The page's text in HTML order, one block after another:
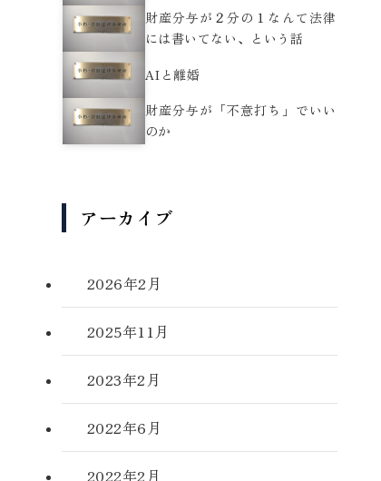
財産分与が２分の１なんて法律
には書いてない、という話
AIと離婚
財産分与が「不意打ち」でいい
のか
アーカイブ
2026年2月
2025年11月
2023年2月
2022年6月
2022年2月